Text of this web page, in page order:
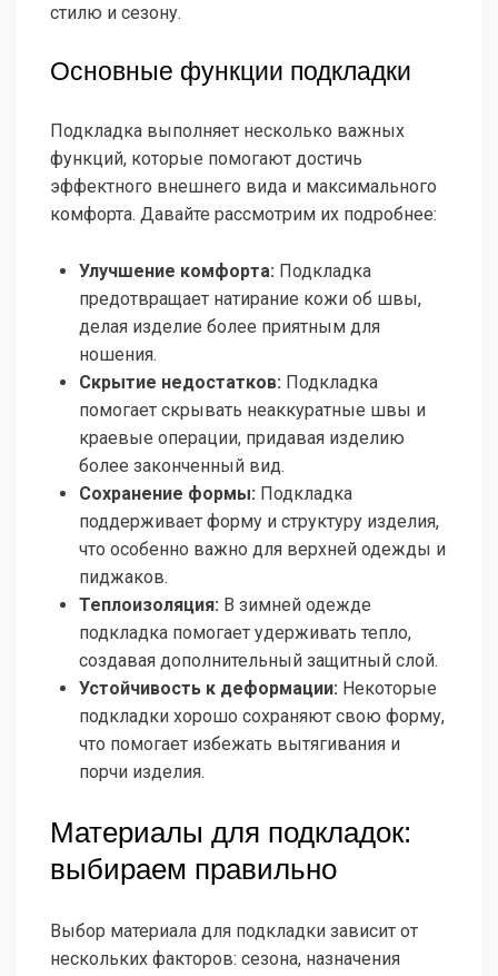
стилю и сезону.
Основные функции подкладки
Подкладка выполняет несколько важных
функций, которые помогают достичь
эффектного внешнего вида и максимального
комфорта. Давайте рассмотрим их подробнее:
Улучшение комфорта: Подкладка
предотвращает натирание кожи об швы,
делая изделие более приятным для
ношения.
Скрытие недостатков: Подкладка
помогает скрывать неаккуратные швы и
краевые операции, придавая изделию
более законченный вид.
Сохранение формы: Подкладка
поддерживает форму и структуру изделия,
что особенно важно для верхней одежды и
пиджаков.
Теплоизоляция: В зимней одежде
подкладка помогает удерживать тепло,
создавая дополнительный защитный слой.
Устойчивость к деформации: Некоторые
подкладки хорошо сохраняют свою форму,
что помогает избежать вытягивания и
порчи изделия.
Материалы для подкладок:
выбираем правильно
Выбор материала для подкладки зависит от
нескольких факторов: сезона, назначения